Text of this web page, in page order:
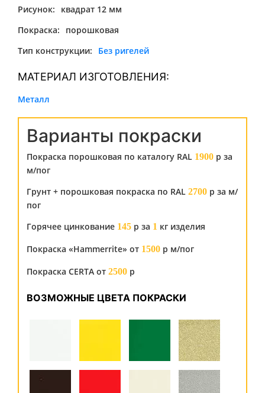
Рисунок:
квадрат 12 мм
Покраска:
порошковая
Тип конструкции:
Без ригелей
МАТЕРИАЛ ИЗГОТОВЛЕНИЯ:
Металл
Варианты покраски
Покраска порошковая по каталогу RAL 1900 р за
м/пог
Грунт + порошковая покраска по RAL 2700 р за м/
пог
Горячее цинкование 145 р за 1 кг изделия
Покраска «Hammerrite» от 1500 р м/пог
Покраска CERTA от 2500 р
ВОЗМОЖНЫЕ ЦВЕТА ПОКРАСКИ